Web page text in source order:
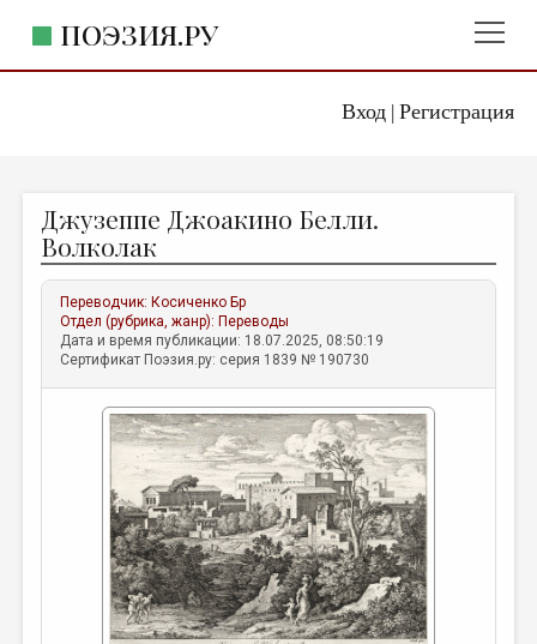
Вход| Регистрация
ПОЭЗИЯ.РУ
ЖАНРЫ
АВТОРЫ
КОММЕНТАРИИ
ЛИТСАЛОН
ПРАВИЛА САЙТА
ОТДЕЛЫ И РУБРИКИ
ИЗБРАННОЕ
ДАЙДЖЕСТ
ПРОИЗВЕДЕНИЯ
Джузеппе Джоакино Белли.
Волколак
Переводчик: Косиченко Бр
Отдел (рубрика, жанр): Переводы
Дата и время публикации: 18.07.2025, 08:50:19
Сертификат Поэзия.ру: серия 1839 № 190730